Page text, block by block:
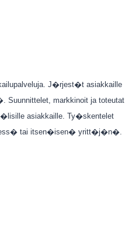
J�rjest�t asiakkaille
markkinoit ja toteutat
asiakkaille. Ty�skentelet
tai itsen�isen� yritt�j�n�.